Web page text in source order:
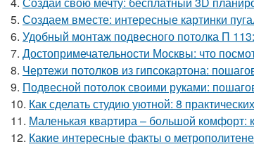
5. Создаем вместе: интересные картинки
6. Удобный монтаж подвесного потолка П
7. Достопримечательности Москвы: что
8. Чертежи потолков из гипсокартона:
9. Подвесной потолок своими руками:
10. Как сделать студию уютной: 8
11. Маленькая квартира – большой комфорт:
12. Какие интересные факты о